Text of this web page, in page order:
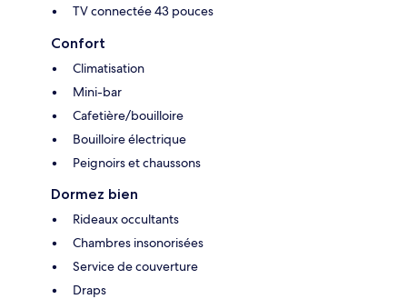
TV connectée 43 pouces
Confort
Climatisation
Mini-bar
Cafetière/bouilloire
Bouilloire électrique
Peignoirs et chaussons
Dormez bien
Rideaux occultants
Chambres insonorisées
Service de couverture
Draps